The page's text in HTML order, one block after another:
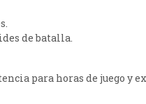
de batalla.
para horas de juego y